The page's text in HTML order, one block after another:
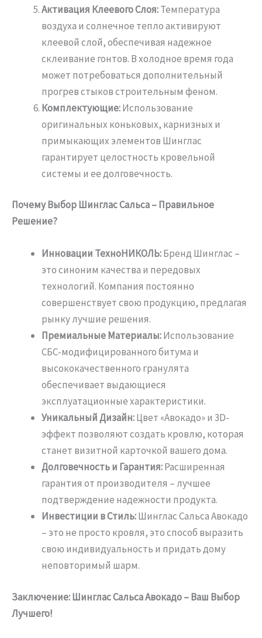
Активация Клеевого Слоя:Температура
воздуха и солнечное тепло активируют
клеевой слой, обеспечивая надежное
склеивание гонтов. В холодное время года
может потребоваться дополнительный
прогрев стыков строительным феном.
Комплектующие:Использование
оригинальных коньковых, карнизных и
примыкающих элементов Шинглас
гарантирует целостность кровельной
системы и ее долговечность.
Почему Выбор Шинглас Сальса – Правильное
Решение?
Инновации ТехноНИКОЛЬ:Бренд Шинглас –
это синоним качества и передовых
технологий. Компания постоянно
совершенствует свою продукцию, предлагая
рынку лучшие решения.
Премиальные Материалы:Использование
СБС-модифицированного битума и
высококачественного гранулята
обеспечивает выдающиеся
эксплуатационные характеристики.
Уникальный Дизайн:Цвет «Авокадо» и 3D-
эффект позволяют создать кровлю, которая
станет визитной карточкой вашего дома.
Долговечность и Гарантия:Расширенная
гарантия от производителя – лучшее
подтверждение надежности продукта.
Инвестиции в Стиль:Шинглас Сальса Авокадо
– это не просто кровля, это способ выразить
свою индивидуальность и придать дому
неповторимый шарм.
Заключение: Шинглас Сальса Авокадо – Ваш Выбор
Лучшего!